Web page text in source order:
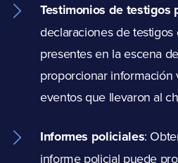
Testimonios de testigos
declaraciones de
presentes en la escena
proporcionar información
eventos que llevaron al
Informes policiales:
informe policial puede